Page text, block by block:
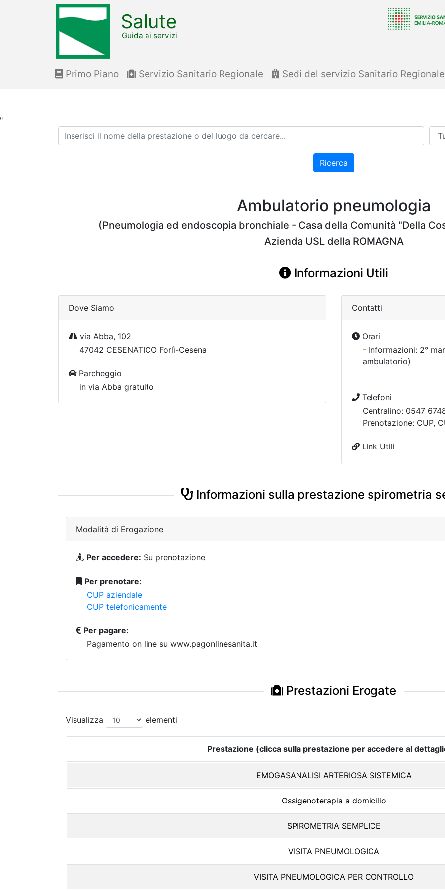
"
Salute
Guida ai servizi
Primo Piano Servizio Sanitario Regionale Sedi del servizio Sanitario Regionale
Ricerca
Ricerca
Ambulatorio pneumologia
(Pneumologia ed endoscopia bronchiale - Casa della Comunità "Della
Azienda USL della ROMAGNA
Informazioni Utili
Dove Siamo
via Abba, 102
47042 CESENATICO Forlì-Cesena
Parcheggio
in via Abba gratuito
Contatti
Orari
- Informazioni: 2°
ambulatorio)
Telefoni
Centralino: 0547
Prenotazione: CUP,
Link Utili
Informazioni sulla prestazione spirometria
Modalità di Erogazione
Per accedere: Su prenotazione
Per prenotare:
CUP aziendale
CUP telefonicamente
Per pagare:
Pagamento on line su www.pagonlinesanita.it
Prestazioni Erogate
Visualizza elementi
Prestazione (clicca sulla prestazione per accedere al
EMOGASANALISI ARTERIOSA SISTEMICA
Ossigenoterapia a domicilio
SPIROMETRIA SEMPLICE
VISITA PNEUMOLOGICA
VISITA PNEUMOLOGICA PER CONTROLLO